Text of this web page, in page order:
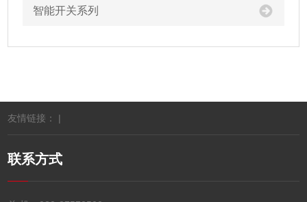
智能开关系列
友情链接： |
联系方式